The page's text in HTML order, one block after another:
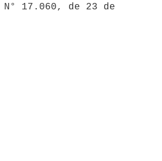
17.060, de 23 de